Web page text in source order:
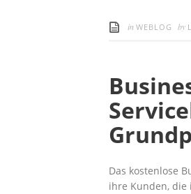
in WEBLOG by
Das kostenlose
ihre Kunden, die